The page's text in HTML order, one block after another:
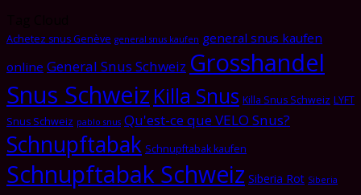
Achetez snus Genève general snus kaufen general snus kaufen
online General Snus Schweiz Grosshandel
Snus Schweiz Killa Snus Killa Snus Schweiz LYFT
Snus Schweiz pablo snus Qu'est-ce que VELO Snus?
Schnupftabak Schnupftabak kaufen
Schnupftabak Schweiz Siberia Rot Siberia